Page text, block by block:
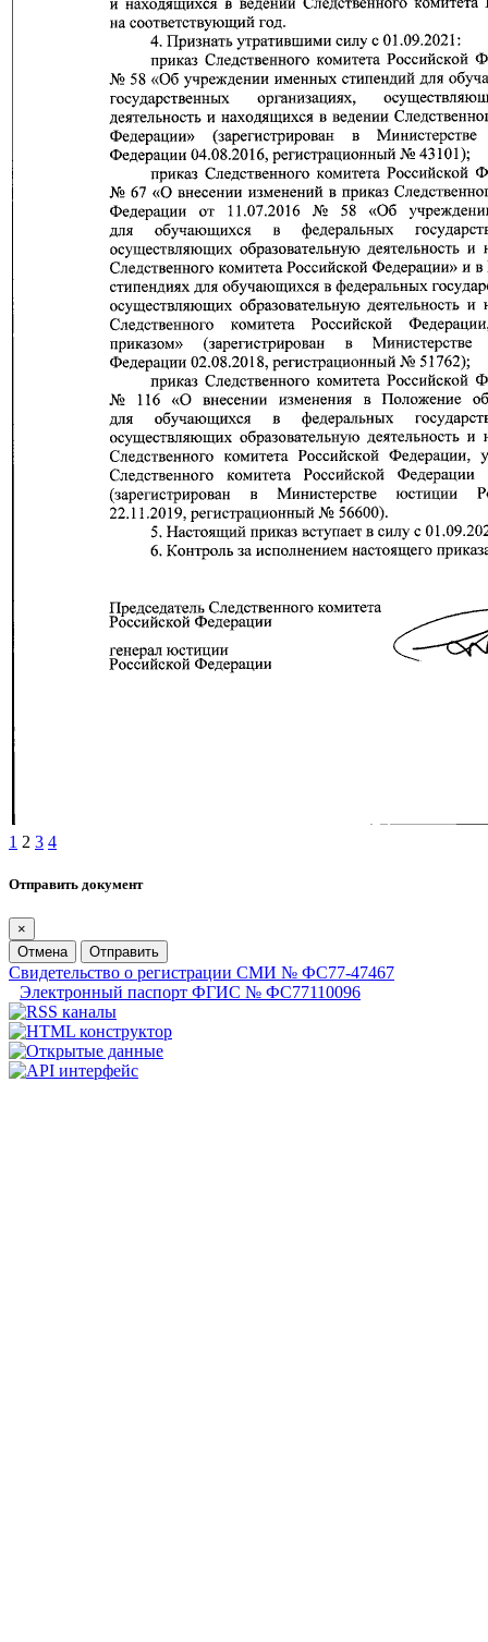
1 2 3 4
Отправить документ
×
Отмена
Отправить
Свидетельство о регистрации СМИ № ФС77-47467
Электронный паспорт ФГИС № ФС77110096